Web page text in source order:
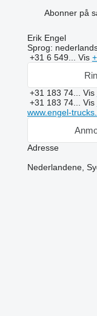
Abonner på
Erik Engel
Sprog:
+31 6 549... Vis
+31 183 74... Vis
+31 183 74... Vis
www.engel-
Adresse
Nederlandene,